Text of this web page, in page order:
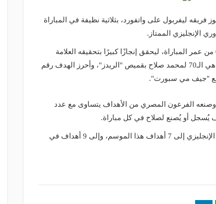
ليفربول على واتفورد، بثلاثية نظيفة في المباراة
وسجل محمد صلاح هدفًا في الدقيقة 67 من عمر المباراة، ليحقق إنجازًا كبيرًا بتحقيقه العلامة
التهديفية الكاملة، حيث أن هذه المباراة هي الـ70 لمحمد صلاح بقميص "الريدز"، وأحرز الهدف رقم
وصنعه الفرعون المصري من الأهداف يتساوى مع عدد
يُسجل أو يُصنع لصلاح في كل مباراة.
وارتفع رصيد أهداف "صلاح" في الدوري الإنجليزي إلى 7 أهداف هذا الموسم، وإلى 9 أهداف في